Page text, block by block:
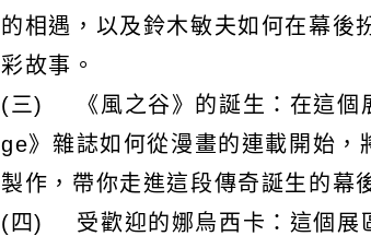
的相遇，以及鈴木敏夫如何在幕後
彩故事。
(三) 《風之谷》的誕生：在這個
ge》雜誌如何從漫畫的連載開始，
製作，帶你走進這段傳奇誕生的幕
(四) 受歡迎的娜烏西卡：這個展